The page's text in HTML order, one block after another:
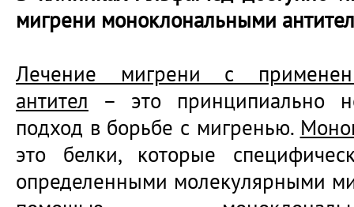
мигрени моноклональными
Лечение мигрени с
антител – это принципиально
подход в борьбе с мигренью.
это белки, которые
определенными молекулярными